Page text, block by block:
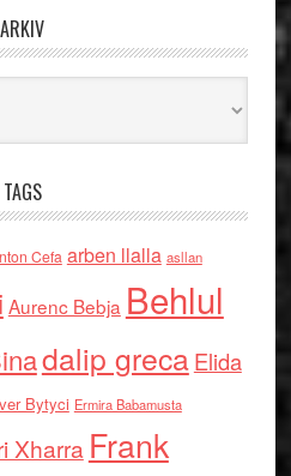
ARKIV
TAGS
Cefa arben llalla asllan
Aurenc Bebja Behlul
dalip grecaElida
Bytyci Ermira Babamusta
Xharra Frank